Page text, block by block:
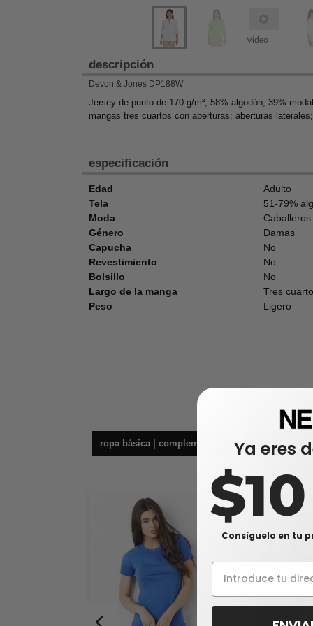
Video
descripción
Devon & Jones DP188W
Jersey de punto de 170 g/m², 58% algodón, 39%
mangas tres cuartos con aberturas; aberturas
especificación
Edad
Adulto
Tela
51-79%
Moda
Caballeros
Género
Damas
Capucha
No
Revestimiento
No
Bolsillo
No
Largo de la manga
Tres
Peso
Ligero
ropa básica | complementos Ya eres
Consíguelo en tu